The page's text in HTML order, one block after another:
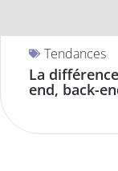
Tendances
La
end, back-